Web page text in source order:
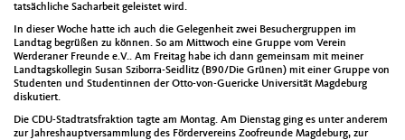
tatsächliche Sacharbeit geleistet wird.
In dieser Woche hatte ich auch die Gelegenheit zwei Besuchergruppen im
Landtag begrüßen zu können. So am Mittwoch eine Gruppe vom Verein
Werderaner Freunde e.V.. Am Freitag habe ich dann gemeinsam mit meiner
Landtagskollegin Susan Sziborra-Seidlitz (B90/Die Grünen) mit einer Gruppe von
Studenten und Studentinnen der Otto-von-Guericke Universität Magdeburg
diskutiert.
Die CDU-Stadtratsfraktion tagte am Montag. Am Dienstag ging es unter anderem
zur Jahreshauptversammlung des Fördervereins Zoofreunde Magdeburg, zur